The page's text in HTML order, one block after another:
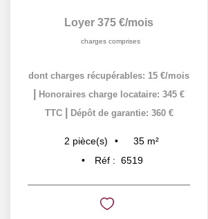
Loyer 375 €/mois
charges comprises
dont charges récupérables: 15 €/mois
Honoraires charge locataire: 345 €
TTC
Dépôt de garantie: 360 €
2 pièce(s) 35 m²
Réf : 6519